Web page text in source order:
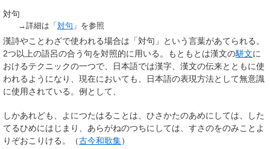
対句
→詳細は「対句 」を参照
漢詩やことわざで使われる場合は「対句」という言葉があてられる。
2つ以上の語呂の合う句を対照的に用いる。もともとは漢文の駢文に
おけるテクニックの一つで、日本語では漢字、漢文の伝来とともに使
われるようになり、現在においても、日本語の表現方法として無意識
に使用されている。例として、
しかあれども、よにつたはることは、ひさかたのあめにしては、した
てるひめにはじまり、あらがねのつちにしては、すさのをのみことよ
りぞおこりける。（古今和歌集）